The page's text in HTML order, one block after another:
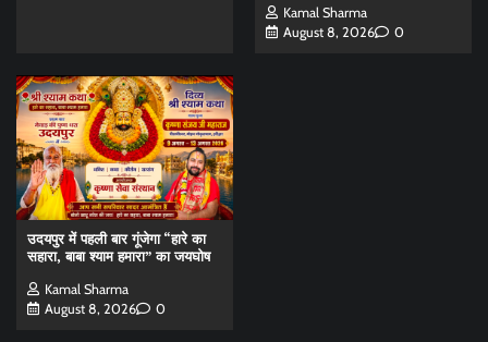
Kamal Sharma
August 8, 2026
0
उदयपुर में पहली बार गूंजेगा “हारे का
सहारा, बाबा श्याम हमारा” का जयघोष
Kamal Sharma
August 8, 2026
0